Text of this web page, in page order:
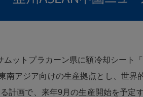
ットプラカーン県に額冷却シート
南アジア向けの生産拠点とし、世界
計画で、来年9月の生産開始を予定